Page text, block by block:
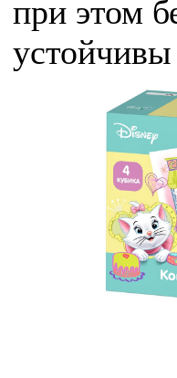
при этом